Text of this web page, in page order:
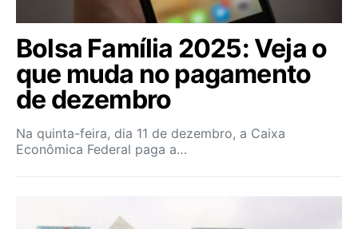
Bolsa Família 2025: Veja o
que muda no pagamento
de dezembro
Na quinta-feira, dia 11 de dezembro, a Caixa
Econômica Federal paga a…